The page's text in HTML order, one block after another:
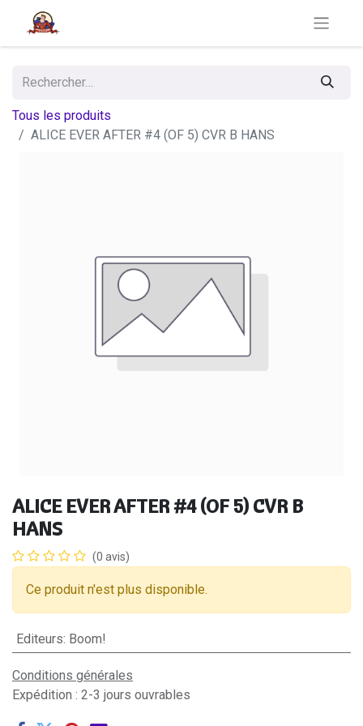
Tous les produits
ALICE EVER AFTER #4 (OF 5) CVR B HANS
ALICE EVER AFTER #4 (OF 5) CVR B
HANS
(0 avis)
Ce produit n'est plus disponible.
Editeurs: Boom!
Conditions générales
Expédition : 2-3 jours ouvrables